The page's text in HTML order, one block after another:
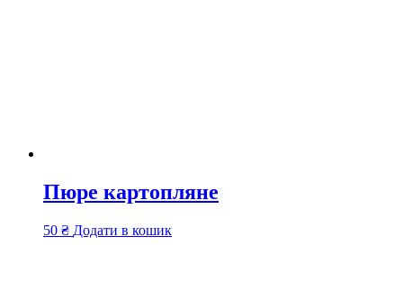
Пюре картопляне
50 ₴ Додати в кошик